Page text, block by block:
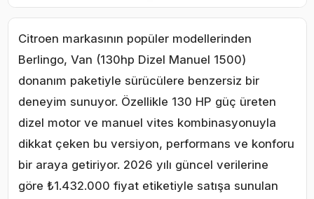
Citroen markasının popüler modellerinden
Berlingo, Van (130hp Dizel Manuel 1500)
donanım paketiyle sürücülere benzersiz bir
deneyim sunuyor. Özellikle 130 HP güç üreten
dizel motor ve manuel vites kombinasyonuyla
dikkat çeken bu versiyon, performans ve konforu
bir araya getiriyor. 2026 yılı güncel verilerine
göre ₺1.432.000 fiyat etiketiyle satışa sunulan